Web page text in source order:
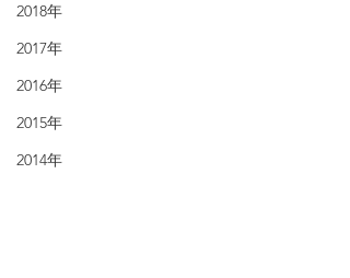
2018年
2017年
2016年
2015年
2014年